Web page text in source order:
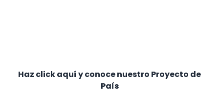
Haz click aquí y conoce nuestro Proyecto de
País